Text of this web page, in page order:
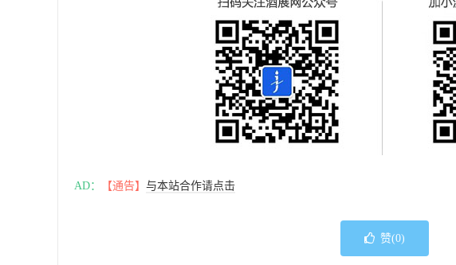
AD： 【通告】 与本站合作请点击
赞(0)